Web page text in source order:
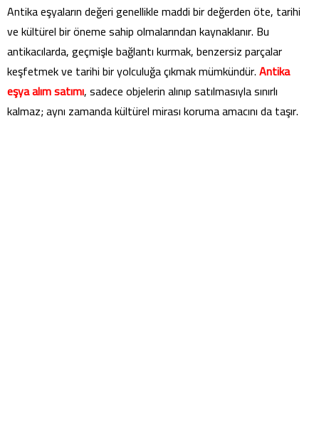
Antika eşyaların değeri genellikle maddi bir değerden öte, tarihi
ve kültürel bir öneme sahip olmalarından kaynaklanır. Bu
antikacılarda, geçmişle bağlantı kurmak, benzersiz parçalar
keşfetmek ve tarihi bir yolculuğa çıkmak mümkündür.Antika
eşya alım satımı, sadece objelerin alınıp satılmasıyla sınırlı
kalmaz; aynı zamanda kültürel mirası koruma amacını da taşır.